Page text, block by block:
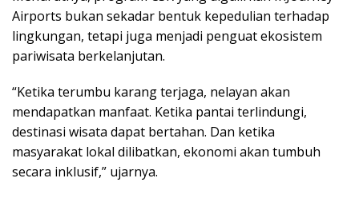
Airports bukan sekadar bentuk kepedulian terhadap
lingkungan, tetapi juga menjadi penguat ekosistem
pariwisata berkelanjutan.
“Ketika terumbu karang terjaga, nelayan akan
mendapatkan manfaat. Ketika pantai terlindungi,
destinasi wisata dapat bertahan. Dan ketika
masyarakat lokal dilibatkan, ekonomi akan tumbuh
secara inklusif,” ujarnya.